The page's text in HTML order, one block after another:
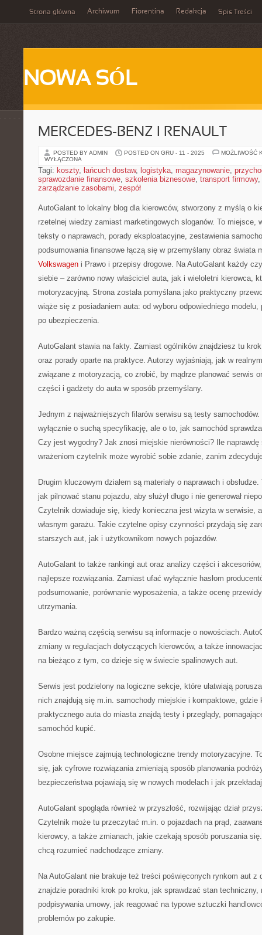
Strona główna Archiwum Fiorentina Redakcja Spis Treści
NOWA SÓL
MERCEDES-BENZ I RENAULT
POSTED BY ADMIN POSTED ON GRU - 11 - 2025
MOŻLIWOŚĆ
WYŁĄCZONA
Tagi: koszty, łańcuch dostaw, logistyka, magazynowanie,
sprawozdanie finansowe, szkolenia biznesowe, transport firmowy,
zarządzanie zasobami, zespół
AutoGalant to lokalny blog dla kierowców, stworzony z myślą o
rzetelnej wiedzy zamiast marketingowych sloganów. To miejsce,
teksty o naprawach, porady eksploatacyjne, zestawienia
podsumowania finansowe łączą się w przemyślany obraz świata
Volkswagen i Prawo i przepisy drogowe. Na AutoGalant każdy
siebie – zarówno nowy właściciel auta, jak i wieloletni kierowca,
motoryzacyjną. Strona została pomyślana jako praktyczny
wiąże się z posiadaniem auta: od wyboru odpowiedniego
po ubezpieczenia.
AutoGalant stawia na fakty. Zamiast ogólników znajdziesz tu
oraz porady oparte na praktyce. Autorzy wyjaśniają, jak w
związane z motoryzacją, co zrobić, by mądrze planować serwis
części i gadżety do auta w sposób przemyślany.
Jednym z najważniejszych filarów serwisu są testy
wyłącznie o suchą specyfikację, ale o to, jak samochód
Czy jest wygodny? Jak znosi miejskie nierówności? Ile
wrażeniom czytelnik może wyrobić sobie zdanie, zanim
Drugim kluczowym działem są materiały o naprawach i
jak pilnować stanu pojazdu, aby służył długo i nie generował
Czytelnik dowiaduje się, kiedy konieczna jest wizyta w serwisie,
własnym garażu. Takie czytelne opisy czynności przydają się
starszych aut, jak i użytkownikom nowych pojazdów.
AutoGalant to także rankingi aut oraz analizy części i
najlepsze rozwiązania. Zamiast ufać wyłącznie hasłom
podsumowanie, porównanie wyposażenia, a także ocenę
utrzymania.
Bardzo ważną częścią serwisu są informacje o nowościach.
zmiany w regulacjach dotyczących kierowców, a także
na bieżąco z tym, co dzieje się w świecie spalinowych aut.
Serwis jest podzielony na logiczne sekcje, które ułatwiają
nich znajdują się m.in. samochody miejskie i kompaktowe, gdzie
praktycznego auta do miasta znajdą testy i przeglądy,
samochód kupić.
Osobne miejsce zajmują technologiczne trendy motoryzacyjne.
się, jak cyfrowe rozwiązania zmieniają sposób planowania
bezpieczeństwa pojawiają się w nowych modelach i jak
AutoGalant spogląda również w przyszłość, rozwijając dział
Czytelnik może tu przeczytać m.in. o pojazdach na prąd,
kierowcy, a także zmianach, jakie czekają sposób poruszania
chcą rozumieć nadchodzące zmiany.
Na AutoGalant nie brakuje też treści poświęconych rynkom aut z
znajdzie poradniki krok po kroku, jak sprawdzać stan techniczny,
podpisywania umowy, jak reagować na typowe sztuczki
problemów po zakupie.